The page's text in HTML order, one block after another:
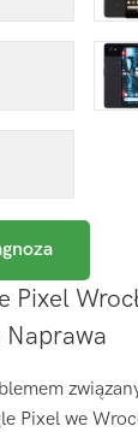
Pixel
Naprawa
Pixel we